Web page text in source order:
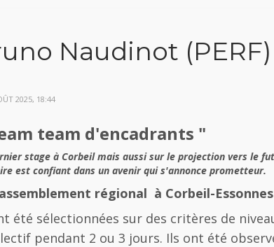
Naudinot (PERF)
2025, 18:44
team d'encadrants "
stage à Corbeil mais aussi sur le projection vers le
est confiant dans un avenir qui s'annonce prometteur.
régional à Corbeil-Essonnes
été sélectionnées sur des critères de
pendant 2 ou 3 jours. Ils ont été